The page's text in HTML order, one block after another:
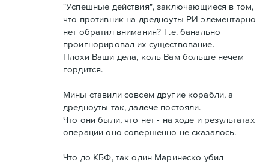
"Успешные действия", заключающиеся в том,
что противник на дредноуты РИ элементарно
нет обратил внимания? Т.е. банально
проигнорировал их существование.
Плохи Ваши дела, коль Вам больше нечем
гордится.
Мины ставили совсем другие корабли, а
дредноуты так, далече постояли.
Что они были, что нет - на ходе и результатах
операции оно совершенно не сказалось.
Что до КБФ, так один Маринеско убил